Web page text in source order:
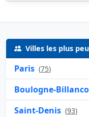
Villes les plus
Paris (75)
Boulogne-
Saint-Denis (93)